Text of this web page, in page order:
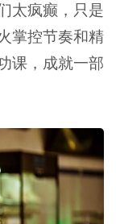
太疯癫，只是
掌控节奏和精
课，成就一部